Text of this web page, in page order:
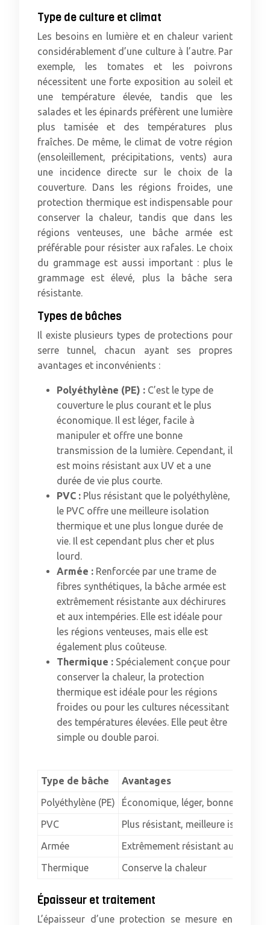
Type de culture et climat
Les besoins en lumière et en chaleur varient
considérablement d’une culture à l’autre. Par
exemple, les tomates et les poivrons
nécessitent une forte exposition au soleil et
une température élevée, tandis que les
salades et les épinards préfèrent une lumière
plus tamisée et des températures plus
fraîches. De même, le climat de votre région
(ensoleillement, précipitations, vents) aura
une incidence directe sur le choix de la
couverture. Dans les régions froides, une
protection thermique est indispensable pour
conserver la chaleur, tandis que dans les
régions venteuses, une bâche armée est
préférable pour résister aux rafales. Le choix
du grammage est aussi important : plus le
grammage est élevé, plus la bâche sera
résistante.
Types de bâches
Il existe plusieurs types de protections pour
serre tunnel, chacun ayant ses propres
avantages et inconvénients :
Polyéthylène (PE) : C’est le type de
couverture le plus courant et le plus
économique. Il est léger, facile à
manipuler et offre une bonne
transmission de la lumière. Cependant, il
est moins résistant aux UV et a une
durée de vie plus courte.
PVC : Plus résistant que le polyéthylène,
le PVC offre une meilleure isolation
thermique et une plus longue durée de
vie. Il est cependant plus cher et plus
lourd.
Armée : Renforcée par une trame de
fibres synthétiques, la bâche armée est
extrêmement résistante aux déchirures
et aux intempéries. Elle est idéale pour
les régions venteuses, mais elle est
également plus coûteuse.
Thermique : Spécialement conçue pour
conserver la chaleur, la protection
thermique est idéale pour les régions
froides ou pour les cultures nécessitant
des températures élevées. Elle peut être
simple ou double paroi.
Type de bâche
Avantages
Polyéthylène (PE)
Économique, léger, bonne
PVC
Plus résistant, meilleure isolation
Armée
Extrêmement résistant aux
Thermique
Conserve la chaleur
Épaisseur et traitement
L’épaisseur d’une protection se mesure en